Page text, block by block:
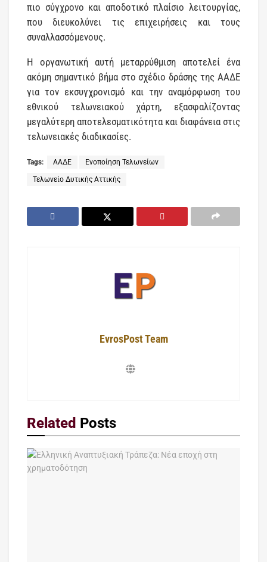
πιο σύγχρονο και αποδοτικό πλαίσιο λειτουργίας,
που διευκολύνει τις επιχειρήσεις και τους
συναλλασσόμενους.
Η οργανωτική αυτή μεταρρύθμιση αποτελεί ένα
ακόμη σημαντικό βήμα στο σχέδιο δράσης της ΑΑΔΕ
για τον εκσυγχρονισμό και την αναμόρφωση του
εθνικού τελωνειακού χάρτη, εξασφαλίζοντας
μεγαλύτερη αποτελεσματικότητα και διαφάνεια στις
τελωνειακές διαδικασίες.
Tags: ΑΑΔΕ Ενοποίηση Τελωνείων
Τελωνείο Δυτικής Αττικής
EvrosPost Team
Related Posts